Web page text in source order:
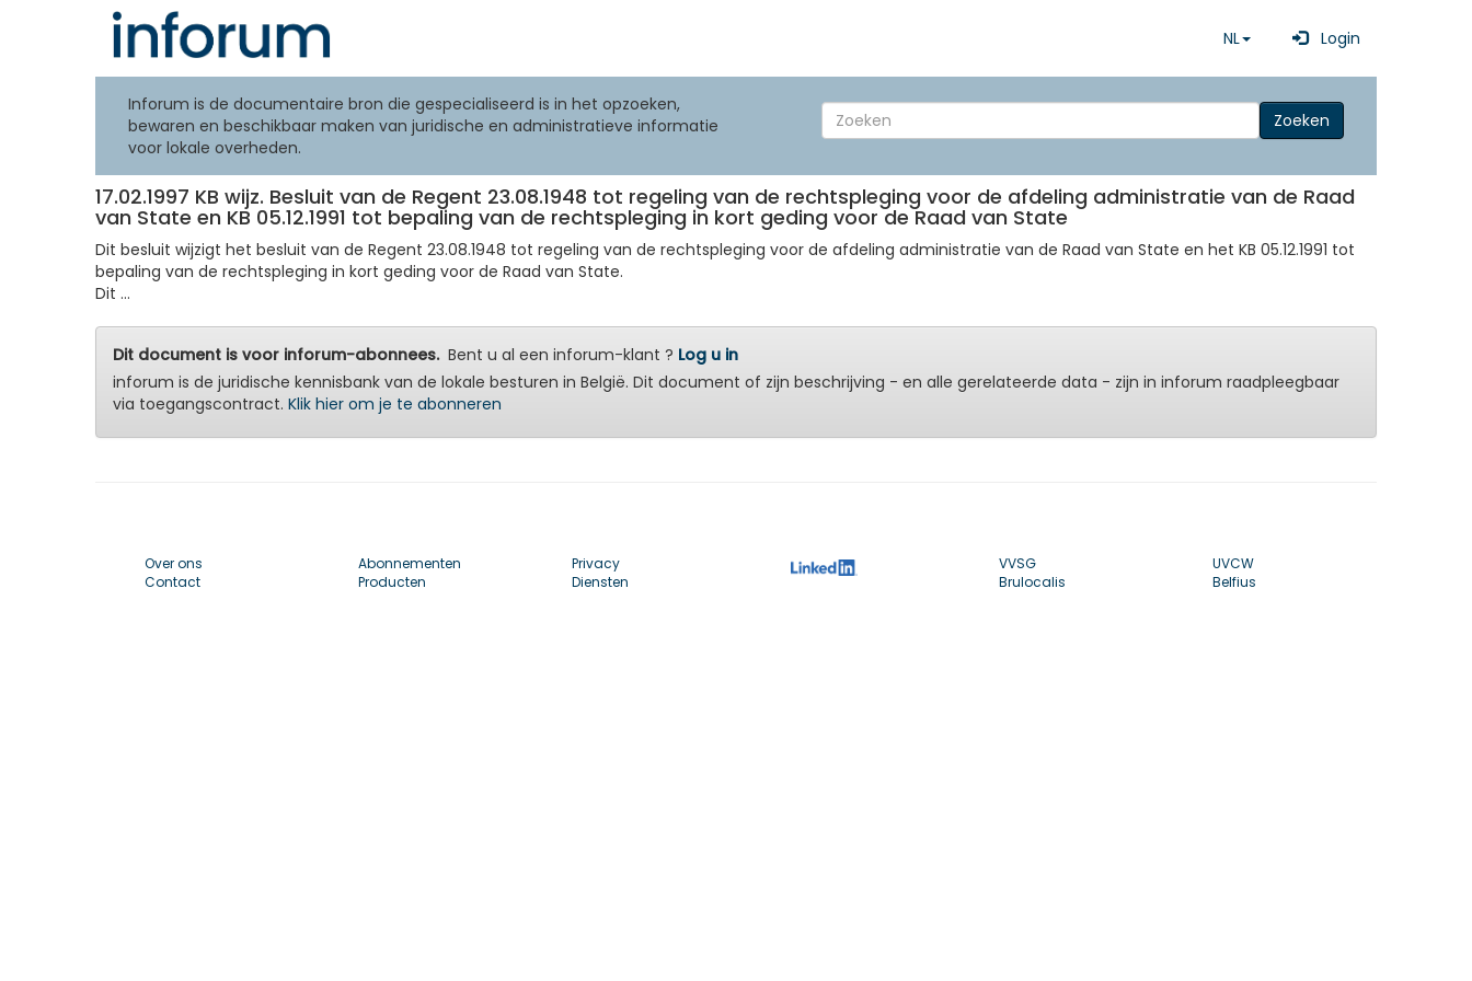
NL Login
Inforum is de documentaire bron die gespecialiseerd is in het opzoeken,
bewaren en beschikbaar maken van juridische en administratieve informatie
voor lokale overheden.
Zoeken
17.02.1997 KB wijz. Besluit van de Regent 23.08.1948 tot regeling van de rechtspleging voor de afdeling administratie van de Raad
van State en KB 05.12.1991 tot bepaling van de rechtspleging in kort geding voor de Raad van State
Dit besluit wijzigt het besluit van de Regent 23.08.1948 tot regeling van de rechtspleging voor de afdeling administratie van de Raad van State en het KB 05.12.1991 tot
bepaling van de rechtspleging in kort geding voor de Raad van State.
Dit ...
Dit document is voor inforum-abonnees.Bent u al een inforum-klant ? Log u in
inforum is de juridische kennisbank van de lokale besturen in België. Dit document of zijn beschrijving - en alle gerelateerde data - zijn in inforum raadpleegbaar
via toegangscontract. Klik hier om je te abonneren
Over ons
Contact
Abonnementen
Producten
Privacy
Diensten
VVSG
Brulocalis
UVCW
Belfius